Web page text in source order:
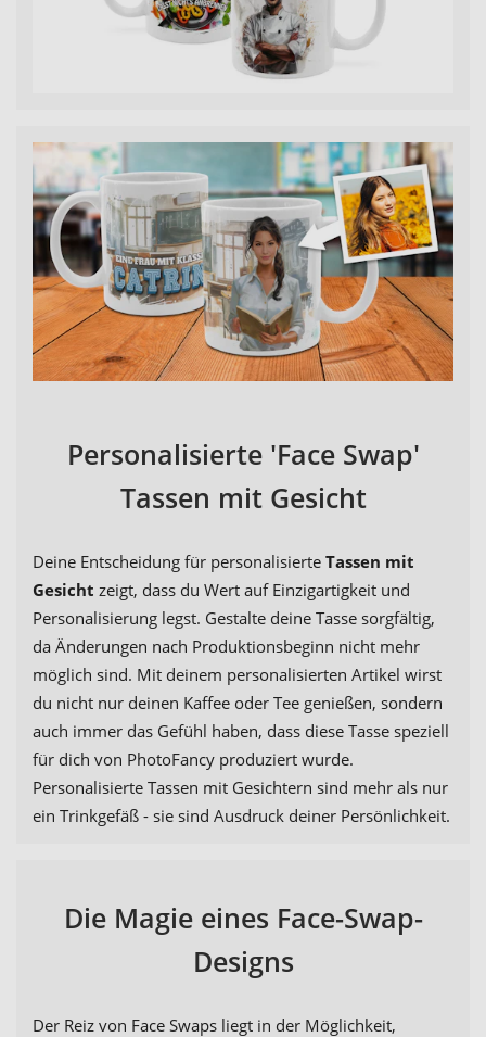
Personalisierte 'Face Swap'
Tassen mit Gesicht
Deine Entscheidung für personalisierte Tassen mit
Gesicht zeigt, dass du Wert auf Einzigartigkeit und
Personalisierung legst. Gestalte deine Tasse sorgfältig,
da Änderungen nach Produktionsbeginn nicht mehr
möglich sind. Mit deinem personalisierten Artikel wirst
du nicht nur deinen Kaffee oder Tee genießen, sondern
auch immer das Gefühl haben, dass diese Tasse speziell
für dich von PhotoFancy produziert wurde.
Personalisierte Tassen mit Gesichtern sind mehr als nur
ein Trinkgefäß - sie sind Ausdruck deiner Persönlichkeit.
Die Magie eines Face-Swap-
Designs
Der Reiz von Face Swaps liegt in der Möglichkeit,